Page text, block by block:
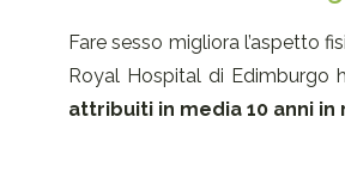
Fare sesso migliora l’aspetto
Royal Hospital di Edimburgo
attribuiti in media 10 anni in